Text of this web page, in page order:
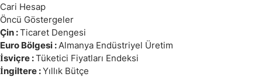
Cari Hesap
Öncü Göstergeler
Çin :Ticaret Dengesi
Euro Bölgesi :Almanya Endüstriyel Üretim
İsviçre :Tüketici Fiyatları Endeksi
İngiltere :Yıllık Bütçe